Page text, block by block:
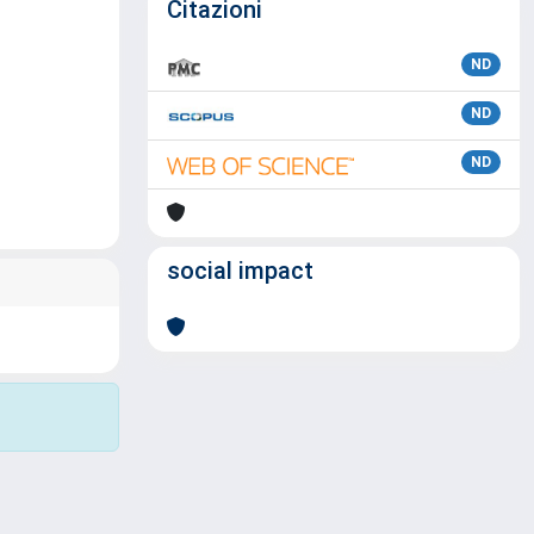
Citazioni
ND
ND
ND
social impact